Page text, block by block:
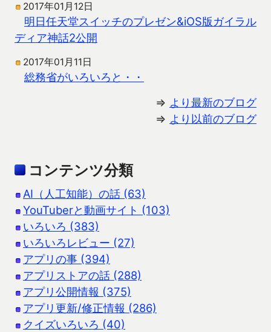
2017年01月12日
明日任天堂スイッチのプレゼン&iOS版ガイラル
ディア神話2公開
2017年01月11日
総務省がいろいろと・・
⇒ より最新のブログ
⇒ より以前のブログ
コンテンツ分類
AI（人工知能）の話 (63)
YouTuberと動画サイト (103)
いろいろ (383)
いろいろレビュー (27)
アプリの事 (394)
アプリストアの話 (288)
アプリ公開情報 (375)
アプリ更新/修正情報 (286)
クイズいろいろ (40)